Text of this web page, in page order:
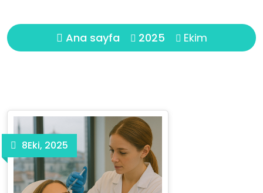
Ana sayfa 2025 Ekim
8Eki, 2025